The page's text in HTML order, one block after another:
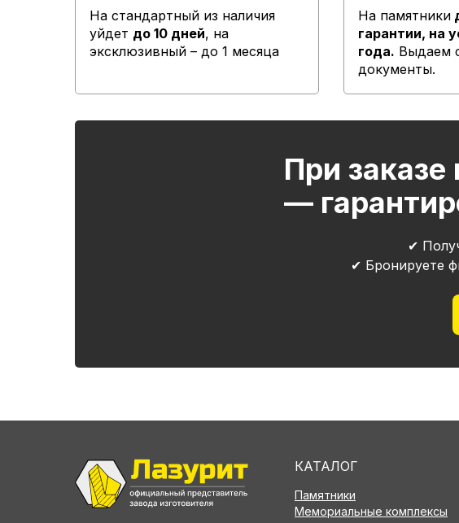
На стандартный из наличия
уйдет до 10 дней, на
эксклюзивный – до 1 месяца
На памятники
гарантии, на
года. Выдаем
документы.
✔
✔ Бронируете
При заказе
—
КАТАЛОГ
Памятники
Мемориальные комплексы